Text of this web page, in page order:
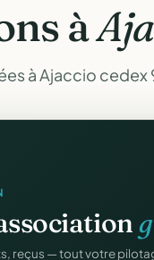
à
à Ajaccio
reçus — tout votre